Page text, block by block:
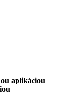
aplikáciou